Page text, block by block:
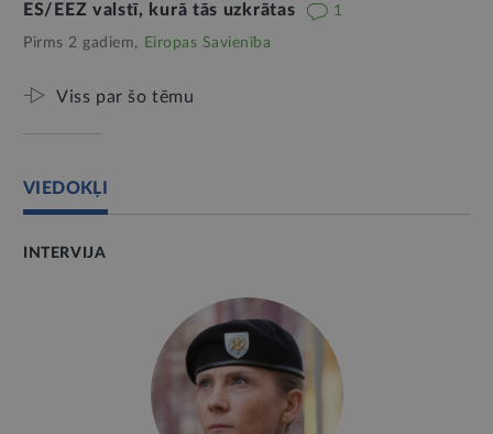
ES/EEZ valstī, kurā tās uzkrātas
1
Pirms 2 gadiem, Eiropas Savienība
Viss par šo tēmu
VIEDOKĻI
INTERVIJA